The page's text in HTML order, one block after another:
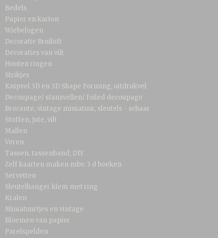
Bedels
Papier en karton
Wiebelogen
Decoratie Bruiloft
Decoraties van vilt
Houten ringen
Strikjes
Knipvel 3D en 3D Shape Forming, uitdrukvel
Decoupage/ stansvellen/ foiled decoupage
Brocante, vintage miniatuur, sleutels - schaar
Stoffen, jute, vilt
Mallen
Veren
Tassen, tassenband, DIY
Zelf kaarten maken mbv. 3 d boeken
Servetten
Sleutelhanger klem met ring
Kralen
Miniatuurtjes en vintage
Bloemen van papier
Parelspelden